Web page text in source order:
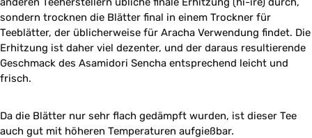
sondern trocknen die Blätter final in einem Trockner für
Teeblätter, der üblicherweise für Aracha Verwendung findet. Die
Erhitzung ist daher viel dezenter, und der daraus resultierende
Geschmack des Asamidori Sencha entsprechend leicht und
frisch.
Da die Blätter nur sehr flach gedämpft wurden, ist dieser Tee
auch gut mit höheren Temperaturen aufgießbar.